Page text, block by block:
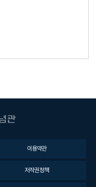
이용약관
저작권정책